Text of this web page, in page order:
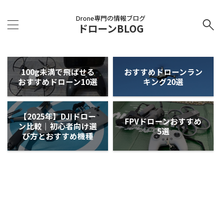
Drone専門の情報ブログ
ドローンBLOG
100g未満で飛ばせる
おすすめドローン10選
おすすめドローンラン
キング20選
【2025年】DJIドロー
ン比較｜初心者向け選
び方とおすすめ機種
FPVドローンおすすめ
5選